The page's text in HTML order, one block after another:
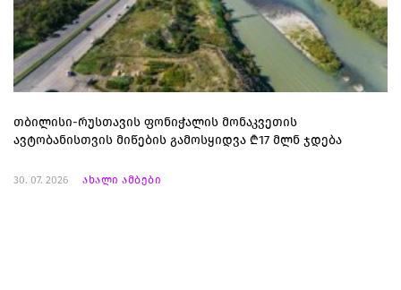
თბილისი-რუსთავის ფონიჭალის მონაკვეთის
ავტობანისთვის მიწების გამოსყიდვა ₾17 მლნ ჯდება
30. 07. 2026 ახალი ამბები